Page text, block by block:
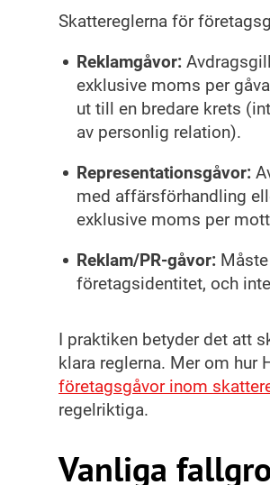
Skattereglerna för
Reklamgåvor:
exklusive moms per
ut till en bredare krets
av personlig relation).
Representationsgåvor:
med affärsförhandling
exklusive moms per
Reklam/PR-gåvor:
företagsidentitet, och
I praktiken betyder det att
klara reglerna. Mer om hur
företagsgåvor inom
regelriktiga.
Vanliga